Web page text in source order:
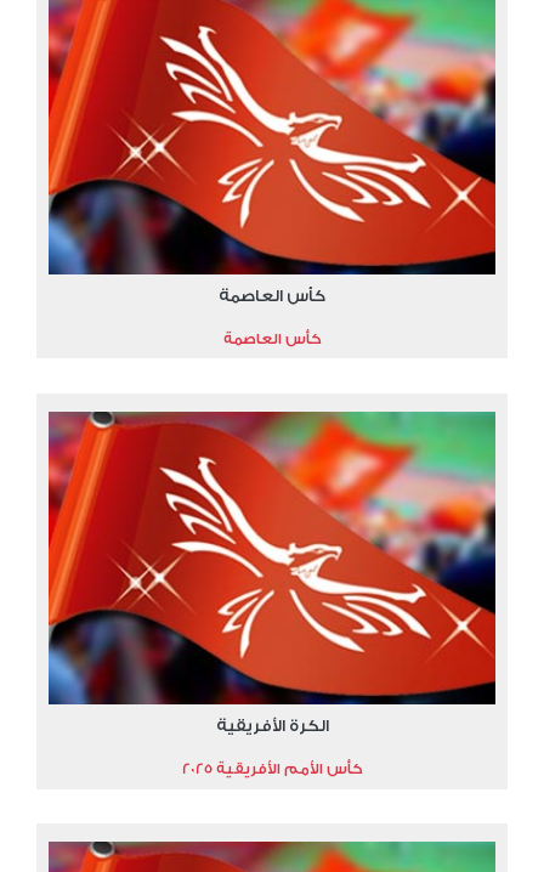
كأس العاصمة
كأس العاصمة
الكرة الأفريقية
كأس الأمم الأفريقية 2025